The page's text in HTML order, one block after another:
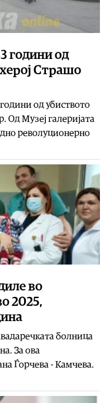
години од
Страшо
од убиството
Од Музеј галеријата
револуционерно
во
2025,
болница
За ова
Ѓорчева - Камчева.